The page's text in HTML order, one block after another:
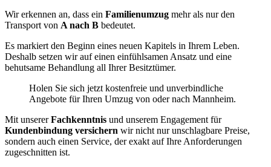
Wir erkennen an, dass ein Familienumzug mehr als nur den
Transport von A nach B bedeutet.
Es markiert den Beginn eines neuen Kapitels in Ihrem Leben.
Deshalb setzen wir auf einen einfühlsamen Ansatz und eine
behutsame Behandlung all Ihrer Besitztümer.
Holen Sie sich jetzt kostenfreie und unverbindliche
Angebote für Ihren Umzug von oder nach Mannheim.
Mit unsererFachkenntnis und unserem Engagement für
Kundenbindung versichern wir nicht nur unschlagbare Preise,
sondern auch einen Service, der exakt auf Ihre Anforderungen
zugeschnitten ist.